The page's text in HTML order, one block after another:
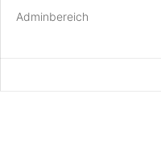
Adminbereich